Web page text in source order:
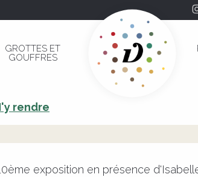
GROTTES ET
GOUFFRES
Céré
rendre
exposition en présence